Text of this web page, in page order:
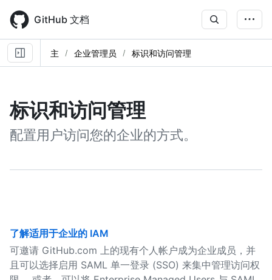
main
content
GitHub 文档
主 企业管理员 标识和访问管理
标识和访问管理
配置用户访问您的企业的方式。
了解适用于企业的 IAM
可邀请 GitHub.com 上的现有个人帐户成为企业成员，并
且可以选择启用 SAML 单一登录 (SSO) 来集中管理访问权